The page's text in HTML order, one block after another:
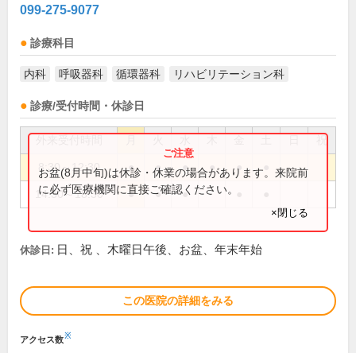
099-275-9077
診療科目
内科 呼吸器科 循環器科 リハビリテーション科
診療/受付時間・休診日
祝
8:30～12:30 ● ● ● ● ●
14:30～18:30 ● ● ●
お盆(8月中旬)は休診・休業の場合があります。来院前
に必ず医療機関に直接ご確認ください。
×閉じる
休診日: 日、祝 、木曜日午後、お盆、年末年始
この医院の詳細をみる
アクセス数※